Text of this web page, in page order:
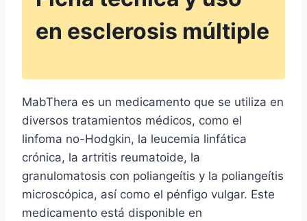
en esclerosis múltiple
MabThera es un medicamento que se utiliza en
diversos tratamientos médicos, como el
linfoma no-Hodgkin, la leucemia linfática
crónica, la artritis reumatoide, la
granulomatosis con poliangeítis y la poliangeítis
microscópica, así como el pénfigo vulgar. Este
medicamento está disponible en